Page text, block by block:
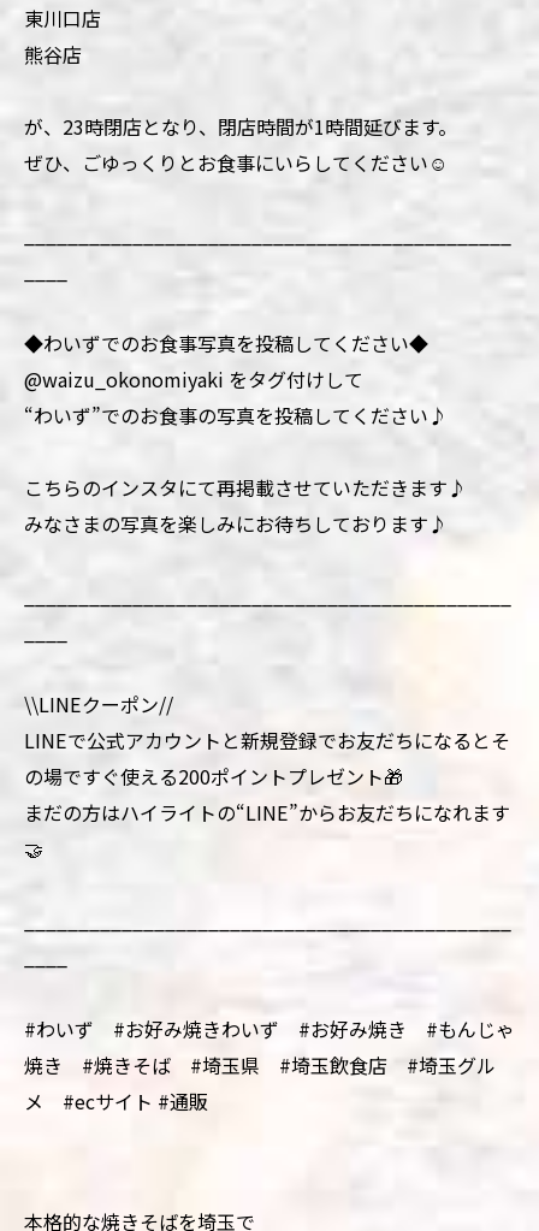
東川口店
熊谷店
が、23時閉店となり、閉店時間が1時間延びます。
ぜひ、ごゆっくりとお食事にいらしてください☺️
◆わいずでのお食事写真を投稿してください◆
@waizu_okonomiyaki をタグ付けして
“わいず”でのお食事の写真を投稿してください♪
こちらのインスタにて再掲載させていただきます♪
みなさまの写真を楽しみにお待ちしております♪
\\LINEクーポン//
LINEで公式アカウントと新規登録でお友だちになるとそ
の場ですぐ使える200ポイントプレゼント🎁
まだの方はハイライトの“LINE”からお友だちになれます
🤝
#わいず #お好み焼きわいず #お好み焼き #もんじゃ
焼き #焼きそば #埼玉県 #埼玉飲食店 #埼玉グル
メ #ecサイト #通販
本格的な焼きそばを埼玉で